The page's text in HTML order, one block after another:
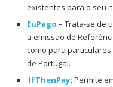
existentes para o seu
EuPago – Trata-se de
a emissão de
como para
de Portugal.
IfThenPay: Permite